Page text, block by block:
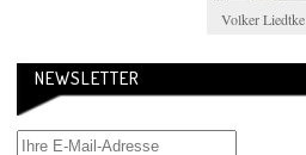
Volker Liedtke
NEWSLETTER